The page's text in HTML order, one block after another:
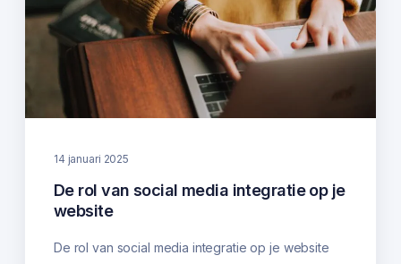
14 januari 2025
De rol van social media integratie op je
website
De rol van social media integratie op je website